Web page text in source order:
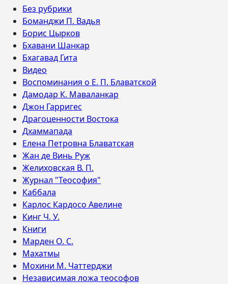
Без рубрики
Боманджи П. Вадья
Борис Цырков
Бхавани Шанкар
Бхагавад Гита
Видео
Воспоминания о Е. П. Блаватской
Дамодар К. Маваланкар
Джон Гарригес
Драгоценности Востока
Дхаммапада
Елена Петровна Блаватская
Жан де Винь Руж
Желиховская В. П.
Журнал "Теософия"
Каббала
Карлос Кардосо Авелине
Кинг Ч. У.
Книги
Марден О. С.
Махатмы
Мохини М. Чаттерджи
Независимая ложа теософов